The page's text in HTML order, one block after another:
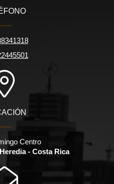
Centro
- Costa Rica